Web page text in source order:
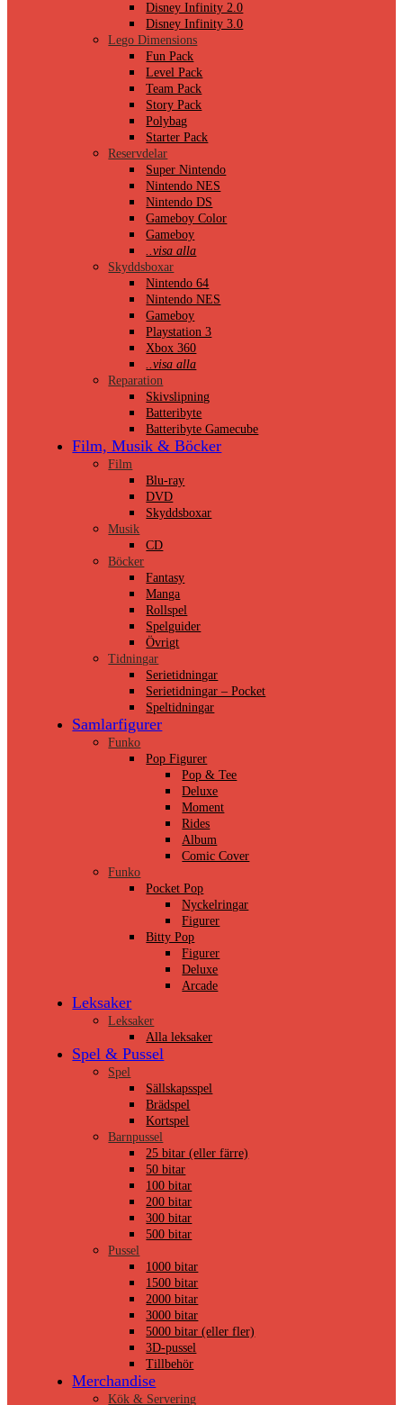
Disney Infinity 2.0
Disney Infinity 3.0
Lego Dimensions
Fun Pack
Level Pack
Team Pack
Story Pack
Polybag
Starter Pack
Reservdelar
Super Nintendo
Nintendo NES
Nintendo DS
Gameboy Color
Gameboy
..visa alla
Skyddsboxar
Nintendo 64
Nintendo NES
Gameboy
Playstation 3
Xbox 360
..visa alla
Reparation
Skivslipning
Batteribyte
Batteribyte Gamecube
Film, Musik & Böcker
Film
Blu-ray
DVD
Skyddsboxar
Musik
CD
Böcker
Fantasy
Manga
Rollspel
Spelguider
Övrigt
Tidningar
Serietidningar
Serietidningar – Pocket
Speltidningar
Samlarfigurer
Funko
Pop Figurer
Pop & Tee
Deluxe
Moment
Rides
Album
Comic Cover
Funko
Pocket Pop
Nyckelringar
Figurer
Bitty Pop
Figurer
Deluxe
Arcade
Leksaker
Leksaker
Alla leksaker
Spel & Pussel
Spel
Sällskapsspel
Brädspel
Kortspel
Barnpussel
25 bitar (eller färre)
50 bitar
100 bitar
200 bitar
300 bitar
500 bitar
Pussel
1000 bitar
1500 bitar
2000 bitar
3000 bitar
5000 bitar (eller fler)
3D-pussel
Tillbehör
Merchandise
Kök & Servering